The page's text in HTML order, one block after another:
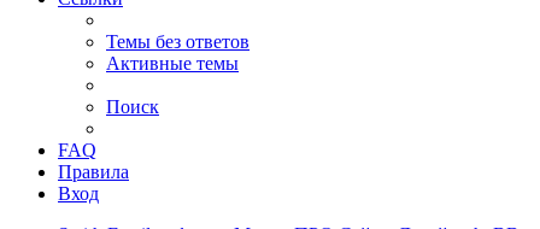
Темы без ответов
Активные темы
Поиск
FAQ
Правила
Вход